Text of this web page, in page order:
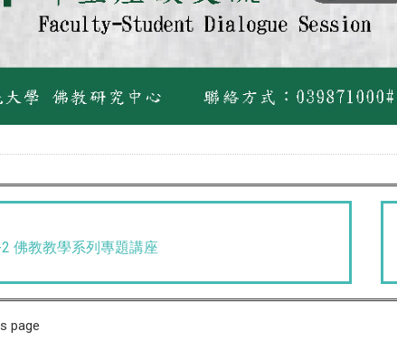
2 佛教教學系列專題講座
page